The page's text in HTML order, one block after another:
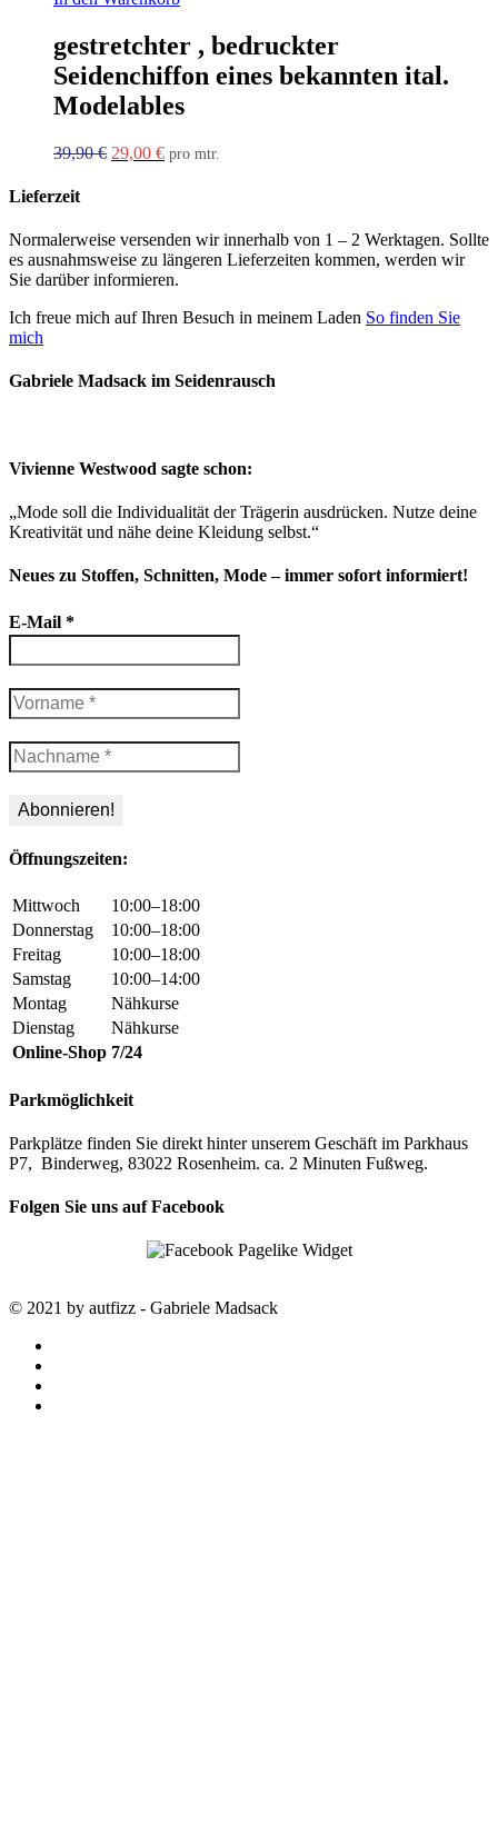
gestretchter , bedruckter
Seidenchiffon eines bekannten ital.
Modelables
39,90€ Ursprünglicher
29,00 €Aktueller
pro mtr.
Lieferzeit
Normalerweise versenden wir innerhalb von 1 – 2 Werktagen. Sollte
es ausnahmsweise zu längeren Lieferzeiten kommen, werden wir
Sie darüber informieren.
Ich freue mich auf Ihren Besuch in meinem Laden So finden Sie
mich
Gabriele Madsack im Seidenrausch
Vivienne Westwood sagte schon:
„Mode soll die Individualität der Trägerin ausdrücken. Nutze deine
Kreativität und nähe deine Kleidung selbst.“
Neues zu Stoffen, Schnitten, Mode – immer sofort informiert!
E-Mail *
Öffnungszeiten:
Mittwoch
10:00–18:00
Donnerstag
10:00–18:00
Freitag
10:00–18:00
Samstag
10:00–14:00
Montag
Nähkurse
Dienstag
Nähkurse
Online-Shop 7/24
Parkmöglichkeit
Parkplätze finden Sie direkt hinter unserem Geschäft im Parkhaus
P7, Binderweg, 83022 Rosenheim. ca. 2 Minuten Fußweg.
Folgen Sie uns auf Facebook
© 2021 by autfizz - Gabriele Madsack